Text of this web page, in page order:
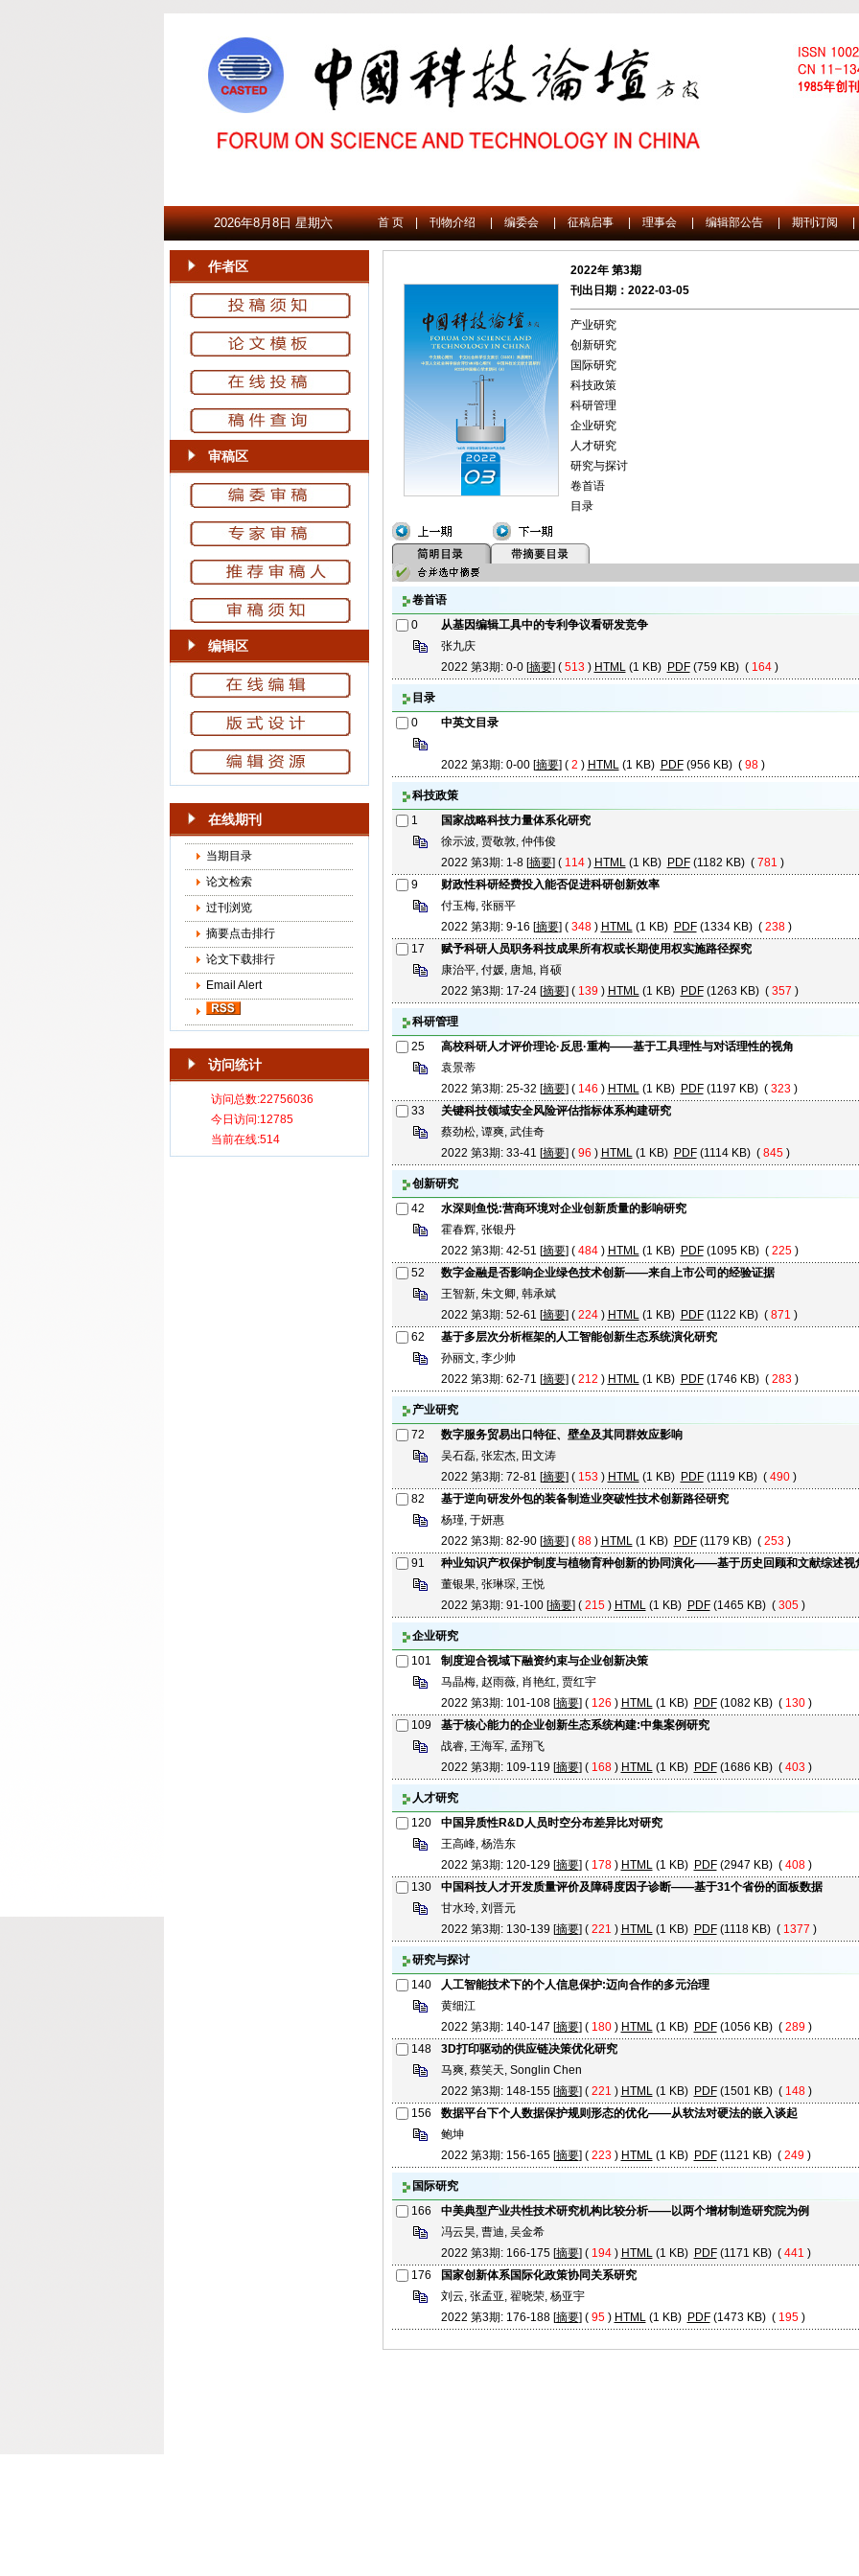
2026年8月8日 星期六 首 页 | 刊物介绍 | 编委会 | 征稿启事 | 理事会 | 编辑部公告 | 期刊订阅 |
作者区
审稿区
编辑区
在线期刊
当期目录
论文检索
过刊浏览
摘要点击排行
论文下载排行
Email Alert
访问统计
2022年 第3期
刊出日期：2022-03-05
产业研究
创新研究
国际研究
科技政策
科研管理
企业研究
人才研究
研究与探讨
卷首语
目录
卷首语
0
从基因编辑工具中的专利争议看研发竞争
张九庆
2022 第3期: 0-0 [摘要] (513 ) HTML(1 KB) PDF(759 KB) ( 164 )
目录
0
中英文目录
2022 第3期: 0-00 [摘要] (2 ) HTML(1 KB) PDF(956 KB) ( 98 )
科技政策
1
国家战略科技力量体系化研究
徐示波, 贾敬敦, 仲伟俊
2022 第3期: 1-8 [摘要] (114) HTML(1 KB) PDF(1182 KB) ( 781 )
9
财政性科研经费投入能否促进科研创新效率
付玉梅, 张丽平
2022 第3期: 9-16 [摘要] (348) HTML(1 KB) PDF(1334 KB) ( 238 )
17
赋予科研人员职务科技成果所有权或长期使用权实施路径探究
康治平, 付媛, 唐旭, 肖硕
2022 第3期: 17-24 [摘要] (139 ) HTML(1 KB) PDF(1263 KB) ( 357 )
科研管理
25
高校科研人才评价理论·反思·重构——基于工具理性与对话理性的视角
袁景蒂
2022 第3期: 25-32 [摘要] (146 ) HTML(1 KB) PDF(1197 KB) ( 323 )
33
关键科技领域安全风险评估指标体系构建研究
蔡劲松, 谭爽, 武佳奇
2022 第3期: 33-41 [摘要] (96 ) HTML(1 KB) PDF(1114 KB) ( 845 )
创新研究
42
水深则鱼悦:营商环境对企业创新质量的影响研究
霍春辉, 张银丹
2022 第3期: 42-51 [摘要] (484) HTML(1 KB) PDF(1095 KB) ( 225 )
52
数字金融是否影响企业绿色技术创新——来自上市公司的经验证据
王智新, 朱文卿, 韩承斌
2022 第3期: 52-61 [摘要] (224) HTML(1 KB) PDF(1122 KB) ( 871 )
62
基于多层次分析框架的人工智能创新生态系统演化研究
孙丽文, 李少帅
2022 第3期: 62-71 [摘要] (212 ) HTML(1 KB) PDF(1746 KB) ( 283 )
产业研究
72
数字服务贸易出口特征、壁垒及其同群效应影响
吴石磊, 张宏杰, 田文涛
2022 第3期: 72-81 [摘要] (153 ) HTML(1 KB) PDF(1119 KB) ( 490 )
82
基于逆向研发外包的装备制造业突破性技术创新路径研究
杨瑾, 于妍惠
2022 第3期: 82-90 [摘要] (88) HTML(1 KB) PDF(1179 KB) ( 253 )
91
种业知识产权保护制度与植物育种创新的协同演化——基于历史回顾和文献综述视
董银果, 张琳琛, 王悦
2022 第3期: 91-100 [摘要] (215) HTML(1 KB) PDF(1465 KB) ( 305 )
企业研究
101
制度迎合视域下融资约束与企业创新决策
马晶梅, 赵雨薇, 肖艳红, 贾红宇
2022 第3期: 101-108 [摘要] (126 ) HTML(1 KB) PDF(1082 KB) ( 130 )
109
基于核心能力的企业创新生态系统构建:中集案例研究
战睿, 王海军, 孟翔飞
2022 第3期: 109-119 [摘要] (168) HTML(1 KB) PDF(1686 KB) ( 403 )
人才研究
120
中国异质性R&D人员时空分布差异比对研究
王高峰, 杨浩东
2022 第3期: 120-129 [摘要] (178) HTML(1 KB) PDF(2947 KB) ( 408 )
130
中国科技人才开发质量评价及障碍度因子诊断——基于31个省份的面板数据
甘水玲, 刘晋元
2022 第3期: 130-139 [摘要] (221 ) HTML(1 KB) PDF(1118 KB) ( 1377 )
研究与探讨
140
人工智能技术下的个人信息保护:迈向合作的多元治理
黄细江
2022 第3期: 140-147 [摘要] (180) HTML(1 KB) PDF(1056 KB) ( 289 )
148
3D打印驱动的供应链决策优化研究
马爽, 蔡笑天, Songlin Chen
2022 第3期: 148-155 [摘要] (221 ) HTML(1 KB) PDF(1501 KB) ( 148 )
156
数据平台下个人数据保护规则形态的优化——从软法对硬法的嵌入谈起
鲍坤
2022 第3期: 156-165 [摘要] (223) HTML(1 KB) PDF(1121 KB) ( 249 )
国际研究
166
中美典型产业共性技术研究机构比较分析——以两个增材制造研究院为例
冯云昊, 曹迪, 吴金希
2022 第3期: 166-175 [摘要] (194) HTML(1 KB) PDF(1171 KB) ( 441 )
176
国家创新体系国际化政策协同关系研究
刘云, 张孟亚, 翟晓荣, 杨亚宇
2022 第3期: 176-188 [摘要] (95) HTML(1 KB) PDF(1473 KB) ( 195 )